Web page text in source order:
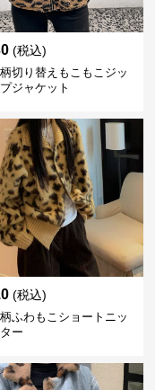
(税込)
切り替えもこもこジッ
ジャケット
(税込)
ふわもこショートニッ
ー